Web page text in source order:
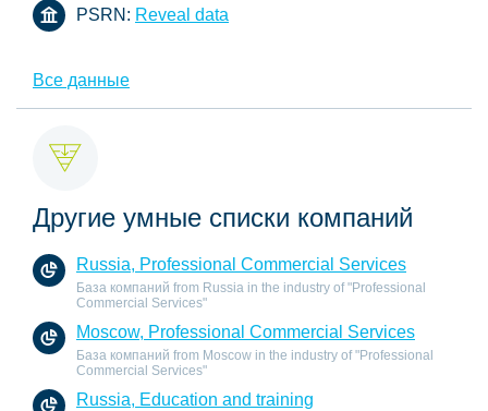
PSRN: Reveal data
Все данные
Другие умные списки компаний
Russia, Professional Commercial Services
База компаний from Russia in the industry of "Professional
Commercial Services"
Moscow, Professional Commercial Services
База компаний from Moscow in the industry of "Professional
Commercial Services"
Russia, Education and training